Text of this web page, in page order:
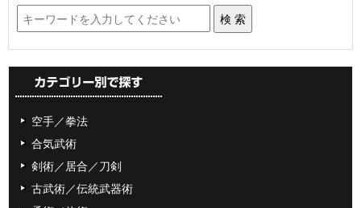
空手／拳法
合気武術
剣術／居合／刀剣
古武術／伝統武器術